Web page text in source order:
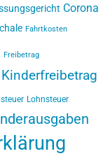
Corona
Fahrtkosten
Freibetrag
Kinderfreibetrag
Lohnsteuer